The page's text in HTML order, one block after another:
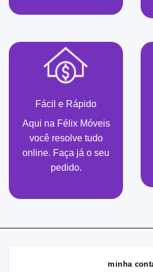
Fácil e Rápido
Aqui na Félix Móveis
você resolve tudo
online. Faça já o seu
pedido.
minha